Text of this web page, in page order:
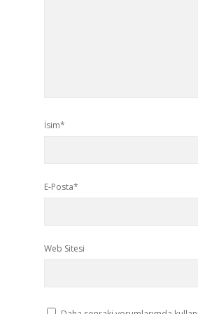
İsim*
E-Posta*
Web Sitesi